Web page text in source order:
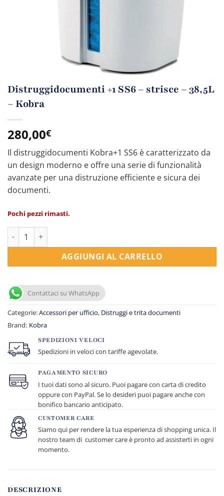
Distruggidocumenti +1 SS6 – strisce – 38,5L
– Kobra
280,00€
Il distruggidocumenti Kobra+1 SS6 è caratterizzato da
un design moderno e offre una serie di funzionalità
avanzate per una distruzione efficiente e sicura dei
documenti.
Pochi pezzi rimasti.
Distruggidocumenti +1 SS6 - strisce - 38,5L - Kobra quantità
AGGIUNGI AL CARRELLO
Contattaci su WhatsApp
Categorie:Accessori per ufficio, Distruggi e trita documenti
Brand: Kobra
SPEDIZIONI VELOCI
Spedizioni in veloci con tariffe agevolate.
PAGAMENTO SICURO
I tuoi dati sono al sicuro. Puoi pagare con carta di credito
oppure con PayPal. Se lo desideri puoi pagare anche con
bonifico bancario anticipato.
CUSTOMER CARE
Siamo qui per rendere la tua esperienza di shopping unica. Il
nostro team di customer care è pronto ad assisterti in ogni
momento.
DESCRIZIONE